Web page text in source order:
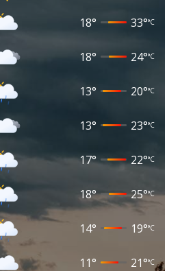
18° 33°°C
18° 24°°C
13° 20°°C
13° 23°°C
17° 22°°C
18° 25°°C
14° 19°°C
11° 21°°C